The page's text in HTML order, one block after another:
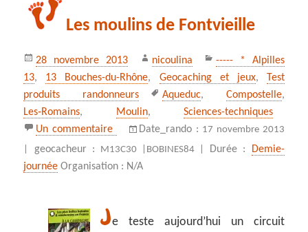
Les moulins de Fontvieille
Publié
le
28 novembre 2013 Auteur
nicoulina Catégories
----- * Alpilles
13, 13 Bouches-du-Rhône, Geocaching et jeux, Test
produits randonneurs
Mots-
clés
Aqueduc, Compostelle,
Les‑Romains, Moulin,Sciences-techniques
Un commentaire
sur Les moulins de Fontvieille
Date_rando : 17 novembre 2013
geocacheur : M13C30 | BOBINES84 | Durée : Demie-
journée Organisation : N/A
Je teste aujourd’hui un circuit